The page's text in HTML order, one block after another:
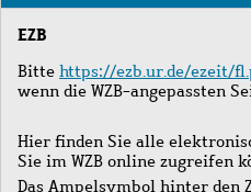
EZB
Bitte https://ezb.ur.de/ezeit/
wenn die WZB-angepassten
Hier finden Sie alle
Sie im WZB online zugreifen
Das Ampelsymbol hinter